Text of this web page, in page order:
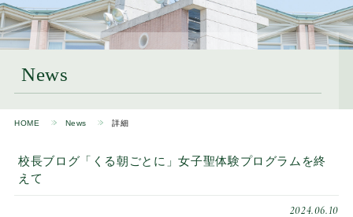
News
HOME News 詳細
校長ブログ「くる朝ごとに」女子聖体験プログラムを終
えて
2024.06.10